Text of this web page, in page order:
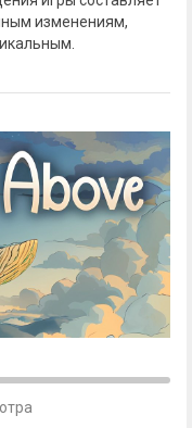
изменениям,